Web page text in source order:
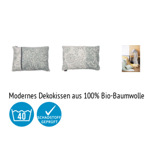
Modernes Dekokissen aus 100% Bio-Baumwolle